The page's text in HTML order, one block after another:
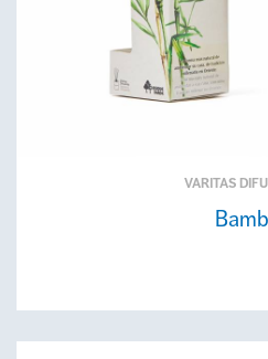
VARITAS